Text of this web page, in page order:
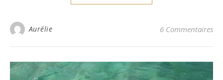
Aurélie 6 Commentaires